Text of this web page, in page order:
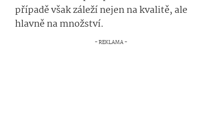
případě však záleží nejen na kvalitě, ale
hlavně na množství.